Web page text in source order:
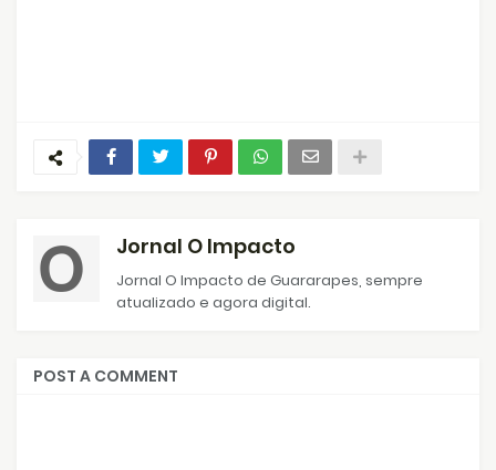
Jornal O Impacto
Jornal O Impacto de Guararapes, sempre
atualizado e agora digital.
POST A COMMENT